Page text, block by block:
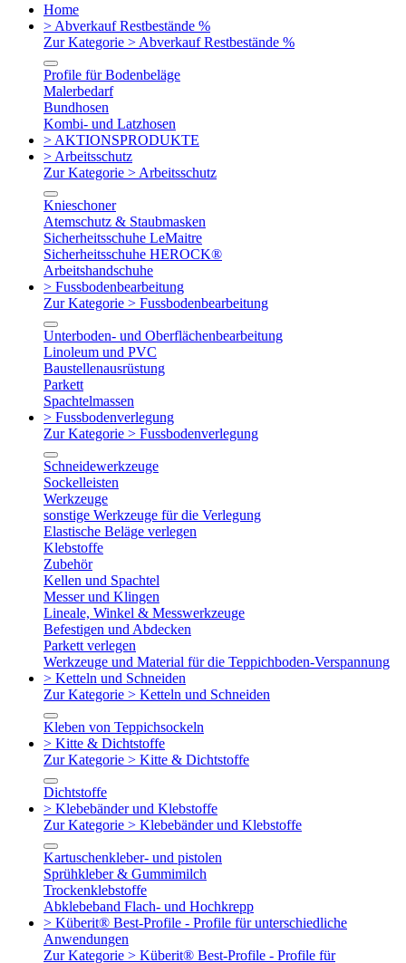
Home
> Abverkauf Restbestände %
Zur Kategorie > Abverkauf Restbestände %
Profile für Bodenbeläge
Malerbedarf
Bundhosen
Kombi- und Latzhosen
> AKTIONSPRODUKTE
> Arbeitsschutz
Zur Kategorie > Arbeitsschutz
Knieschoner
Atemschutz & Staubmasken
Sicherheitsschuhe LeMaitre
Sicherheitsschuhe HEROCK®
Arbeitshandschuhe
> Fussbodenbearbeitung
Zur Kategorie > Fussbodenbearbeitung
Unterboden- und Oberflächenbearbeitung
Linoleum und PVC
Baustellenausrüstung
Parkett
Spachtelmassen
> Fussbodenverlegung
Zur Kategorie > Fussbodenverlegung
Schneidewerkzeuge
Sockelleisten
Werkzeuge
sonstige Werkzeuge für die Verlegung
Elastische Beläge verlegen
Klebstoffe
Zubehör
Kellen und Spachtel
Messer und Klingen
Lineale, Winkel & Messwerkzeuge
Befestigen und Abdecken
Parkett verlegen
Werkzeuge und Material für die Teppichboden-Verspannung
> Ketteln und Schneiden
Zur Kategorie > Ketteln und Schneiden
Kleben von Teppichsockeln
> Kitte & Dichtstoffe
Zur Kategorie > Kitte & Dichtstoffe
Dichtstoffe
> Klebebänder und Klebstoffe
Zur Kategorie > Klebebänder und Klebstoffe
Kartuschenkleber- und pistolen
Sprühkleber & Gummimilch
Trockenklebstoffe
Abklebeband Flach- und Hochkrepp
> Küberit® Best-Profile - Profile für unterschiedliche
Anwendungen
Zur Kategorie > Küberit® Best-Profile - Profile für